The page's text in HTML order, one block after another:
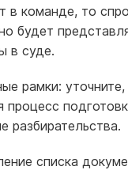
в команде, то
будет
в суде.
рамки:
процесс
разбирательства.
списка